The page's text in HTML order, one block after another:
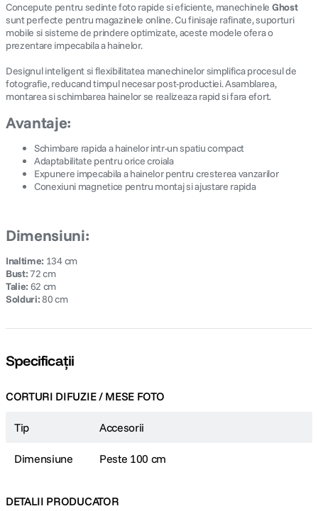
Concepute pentru sedinte foto rapide si eficiente, manechinele Ghost
sunt perfecte pentru magazinele online. Cu finisaje rafinate, suporturi
mobile si sisteme de prindere optimizate, aceste modele ofera o
prezentare impecabila a hainelor.
Designul inteligent si flexibilitatea manechinelor simplifica procesul de
fotografie, reducand timpul necesar post-productiei. Asamblarea,
montarea si schimbarea hainelor se realizeaza rapid si fara efort.
Avantaje:
Schimbare rapida a hainelor intr-un spatiu compact
Adaptabilitate pentru orice croiala
Expunere impecabila a hainelor pentru cresterea vanzarilor
Conexiuni magnetice pentru montaj si ajustare rapida
Dimensiuni:
Inaltime: 134 cm
Bust:72 cm
Talie: 62 cm
Solduri:80 cm
Specificații
CORTURI DIFUZIE / MESE FOTO
Tip Accesorii
Dimensiune Peste 100 cm
DETALII PRODUCATOR